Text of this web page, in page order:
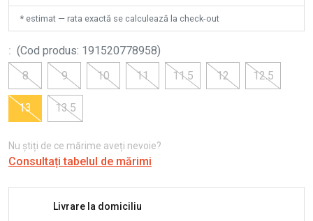
* estimat — rata exactă se calculează la check-out
: (Cod produs: 191520778958)
8
9 10 11 11.5 12 12.5
13 13.5
Nu știți de ce mărime aveți nevoie?
Consultați tabelul de mărimi
Livrare la domiciliu